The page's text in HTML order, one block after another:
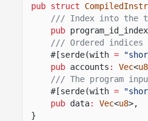
pub struct
/// Index into the
pub program_id_index
/// Ordered indices
#[serde(with =
pub accounts : Vec<u8
/// The program
#[serde(with =
pub data: Vec<u8>,
}